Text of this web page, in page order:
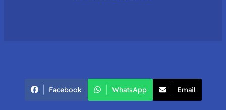
Facebook WhatsApp Email